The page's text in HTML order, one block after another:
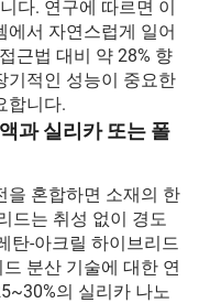
다. 연구에 따르면 이
에서 자연스럽게 일어
근법 대비 약 28% 향
기적인 성능이 중요한
합니다.
과 실리카 또는 폴
을 혼합하면 소재의 한
드는 취성 없이 경도
탄-아크릴 하이브리드
분산 기술에 대한 연
의 실리카 나노